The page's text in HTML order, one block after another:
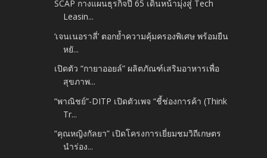
SCAP กางแผนธุรกิจปี 65 เดินหน้ามุ่งสู่ Tech
Leasin...
‘เจนเนอราลี่’ ตอกย้ำความคุ้มครองพิเศษ พร้อมยืน
หยั...
เปิดตัว “กายาออยล์” ผลิตภัณฑ์เสริมอาหารเพื่อ
สุขภาพ...
“พาณิชย์”-DITP เปิดตัวเพจ “ชี้ช่องการค้า (Think
Tr...
“คุณหญิงกัลยา” เปิดโครงการเยี่ยมชมวิถีเกษตร
นำร่อง...